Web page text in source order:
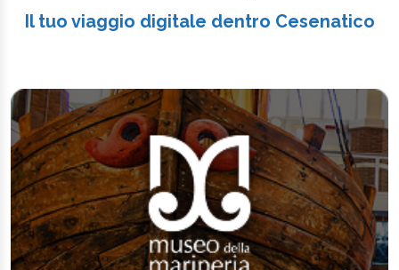
Il tuo viaggio digitale dentro Cesenatico